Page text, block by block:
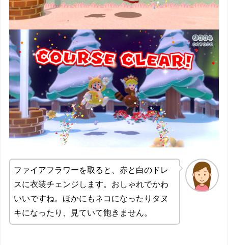
ファイアフラワーを取ると、赤と白のドレ
スに衣装チェンジします。おしゃれでかわ
いいですね。ほかにもネコになったりタヌ
キになったり、見ていて飽きません。